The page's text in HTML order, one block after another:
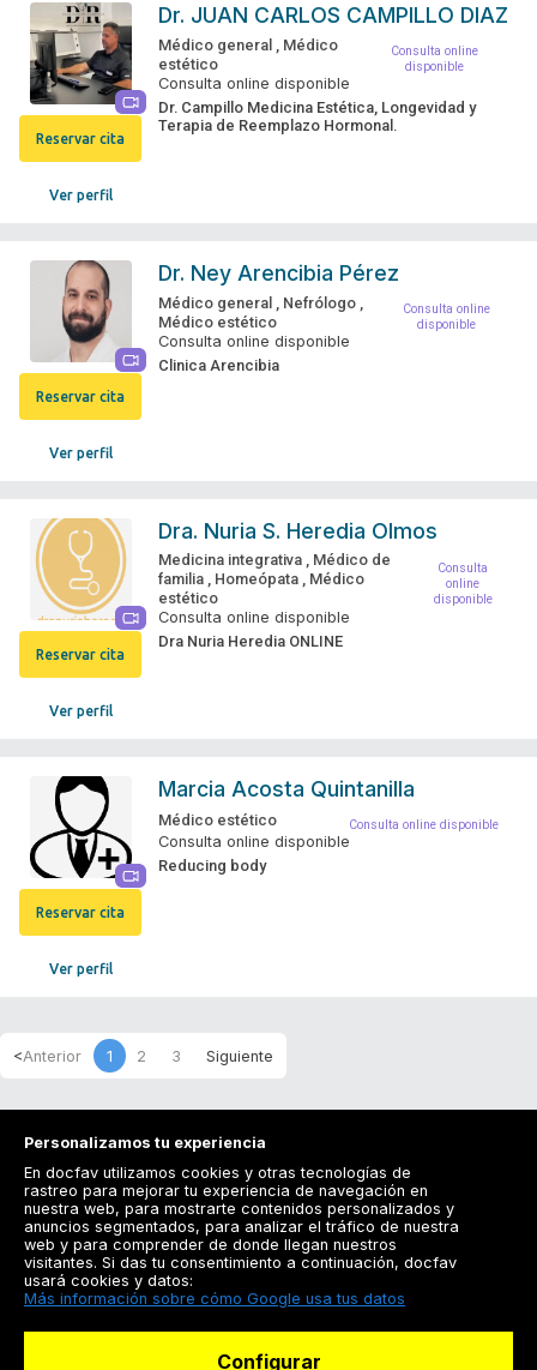
Ver perfil
Reservar cita
Dr. JUAN CARLOS CAMPILLO DIAZ
Médico general
Médico
estético
Consulta online
disponible
Consulta online disponible
Dr. Campillo Medicina Estética, Longevidad y
Terapia de Reemplazo Hormonal.
Ver perfil
Reservar cita
Dr. Ney Arencibia Pérez
Médico general Nefrólogo
Médico estético
Consulta online
disponible
Consulta online disponible
Clinica Arencibia
Ver perfil
Reservar cita
Dra. Nuria S. Heredia Olmos
Medicina integrativa , Médico de
familia , Homeópata , Médico
estético
Consulta
online
disponible
Consulta online disponible
Dra Nuria Heredia ONLINE
Ver perfil
Reservar cita
Marcia Acosta Quintanilla
Médico estético Consulta online disponible
Consulta online disponible
Reducing body
1 2 3
Registrarse
Docfav
Personalizamos tu experiencia
En docfav utilizamos cookies y otras tecnologías de
rastreo para mejorar tu experiencia de navegación en
nuestra web, para mostrarte contenidos personalizados y
anuncios segmentados, para analizar el tráfico de nuestra
web y para comprender de donde llegan nuestros
visitantes. Si das tu consentimiento a continuación, docfav
usará cookies y datos:
Más información sobre cómo Google usa tus datos
Configurar